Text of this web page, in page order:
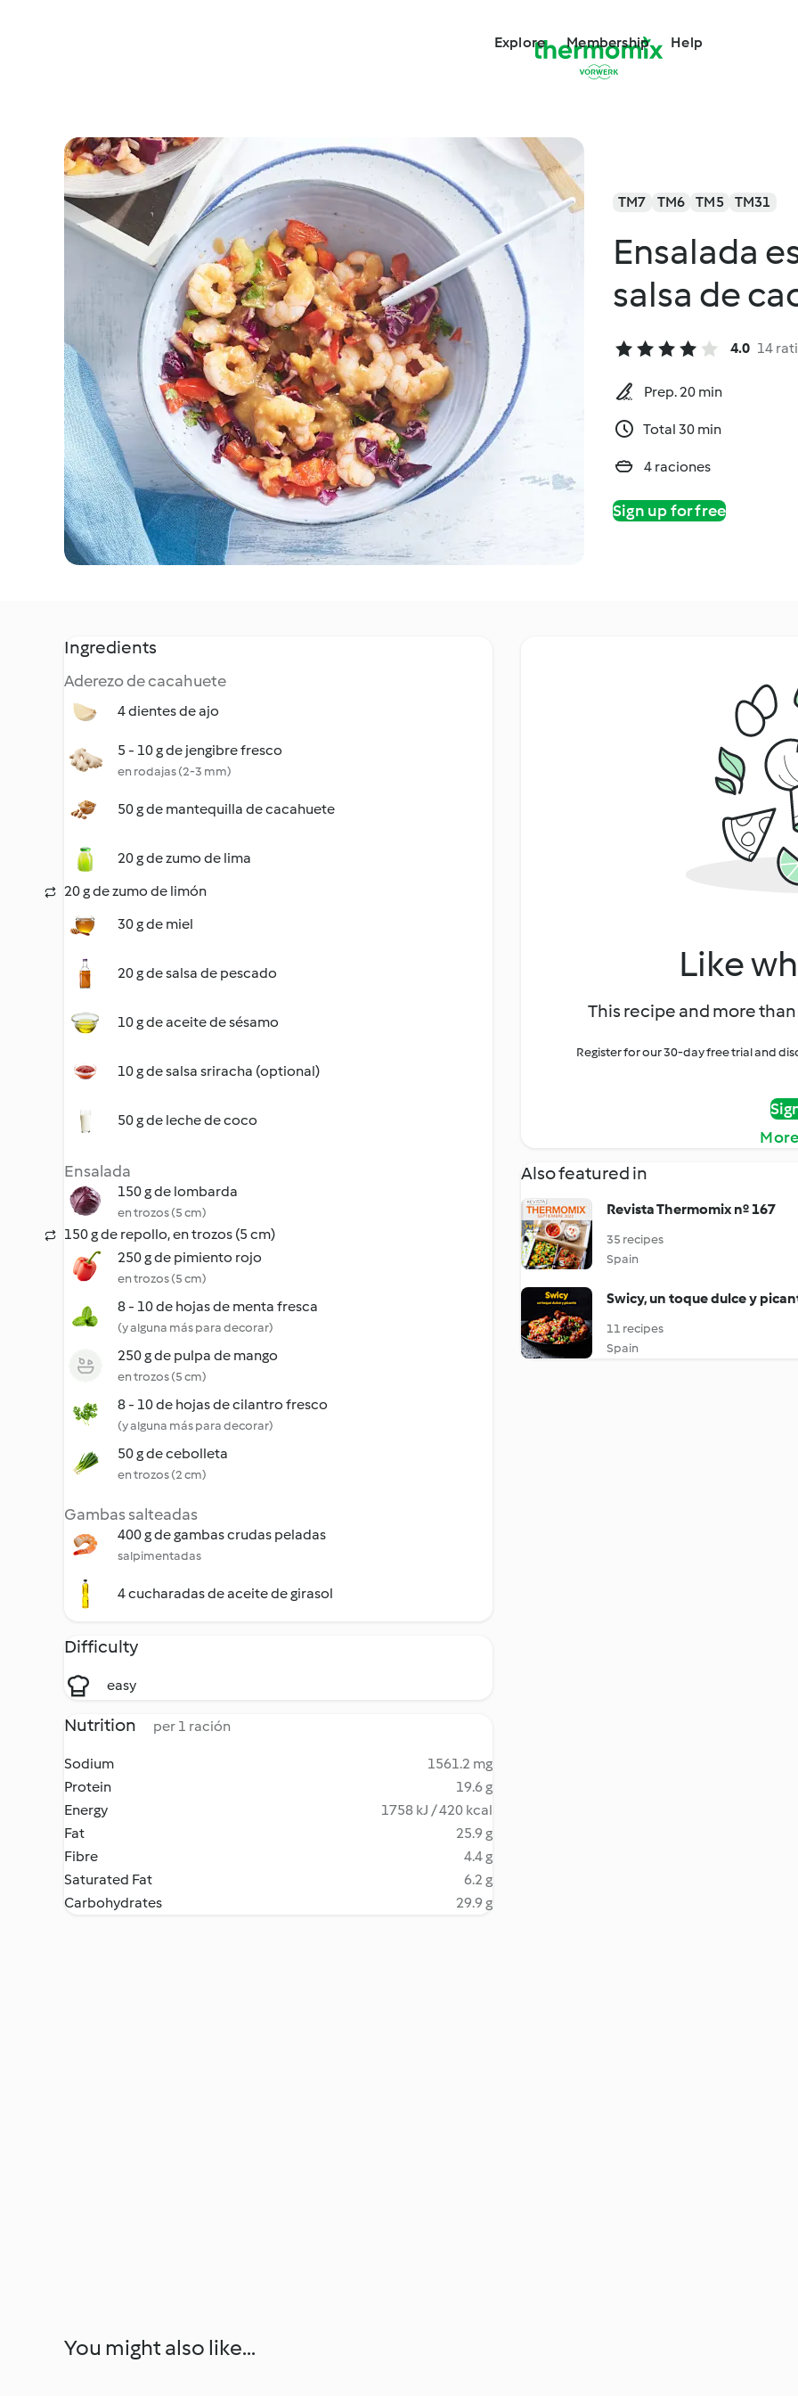
Explore Membership Help
TM7 TM6 TM5 TM31
Ensalada
salsa de
4.0 14
Prep. 20 min
Total 30 min
4 raciones
Sign up for free
Ingredients
Aderezo de cacahuete
4 dientes de ajo
5 - 10 g de jengibre fresco
en rodajas (2-3 mm)
50 g de mantequilla de cacahuete
20 g de zumo de lima
20 g de zumo de limón
30 g de miel
20 g de salsa de pescado
10 g de aceite de sésamo
10 g de salsa sriracha (optional)
50 g de leche de coco
Ensalada
150 g de lombarda
en trozos (5 cm)
150 g de repollo, en trozos (5 cm)
250 g de pimiento rojo
en trozos (5 cm)
8 - 10 de hojas de menta fresca
(y alguna más para decorar)
250 g de pulpa de mango
en trozos (5 cm)
8 - 10 de hojas de cilantro fresco
(y alguna más para decorar)
50 g de cebolleta
en trozos (2 cm)
Gambas salteadas
400 g de gambas crudas peladas
salpimentadas
4 cucharadas de aceite de girasol
Difficulty
easy
Nutrition per 1 ración
Sodium
1561.2 mg
Protein
19.6 g
Energy
1758 kJ / 420 kcal
Fat
25.9 g
Fibre
4.4 g
Saturated Fat
6.2 g
Carbohydrates
29.9 g
Like
This recipe and more
Register for our 30-day free trial and
Also featured in
Revista Thermomix nº 167
35 recipes
Spain
Swicy, un toque dulce y
11 recipes
Spain
You might also like...